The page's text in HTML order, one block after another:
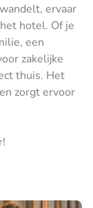
ervaar
hotel. Of je
een
zakelijke
thuis. Het
zorgt ervoor